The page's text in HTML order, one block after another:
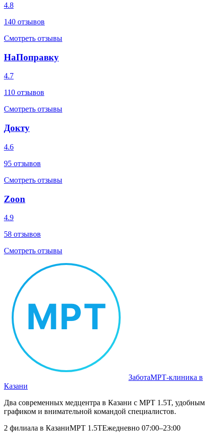
4.8
140 отзывов
Смотреть отзывы
НаПоправку
4.7
110 отзывов
Смотреть отзывы
Докту
4.6
95 отзывов
Смотреть отзывы
Zoon
4.9
58 отзывов
Смотреть отзывы
ЗаботаМРТ‑клиника в
Казани
Два современных медцентра в Казани с МРТ 1.5T, удобным
графиком и внимательной командой специалистов.
2 филиала в КазаниМРТ 1.5TЕжедневно 07:00–23:00